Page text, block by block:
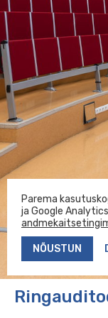
SAADA KIRI
Parema
ja Google
NÕUSTUN
Loodus- ja
Ühiselamud
Tartu Ülikooli
muuseumid ja
KOPEERI LINK